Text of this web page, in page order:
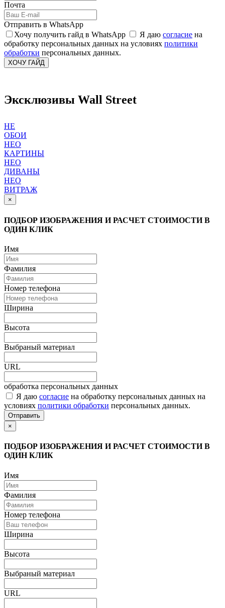
Почта
Отправить в WhatsApp
Хочу получить гайд в WhatsApp
Я даю согласие на
обработку персональных данных на условиях политики
обработки персональных данных.
ХОЧУ ГАЙД
Эксклюзивы Wall Street
НЕ
ОБОИ
НЕО
КАРТИНЫ
НЕО
ДИВАНЫ
НЕО
ВИТРАЖ
×
ПОДБОР ИЗОБРАЖЕНИЯ И РАСЧЕТ СТОИМОСТИ В
ОДИН КЛИК
Имя
Фамилия
Номер телефона
Ширина
Высота
Выбраный материал
URL
обработка персональных данных
Я даю согласие на обработку персональных данных на
условиях политики обработки персональных данных.
Отправить
×
ПОДБОР ИЗОБРАЖЕНИЯ И РАСЧЕТ СТОИМОСТИ В
ОДИН КЛИК
Имя
Фамилия
Номер телефона
Ширина
Высота
Выбраный материал
URL